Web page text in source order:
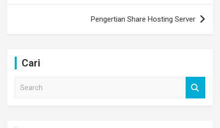
Pengertian Share Hosting Server
Cari